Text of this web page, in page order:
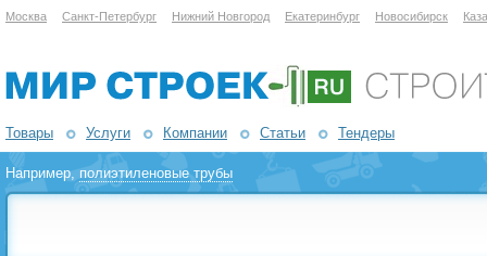
Москва Санкт-Петербург Нижний Новгород Екатеринбург Новосибирск
Товары Услуги Компании Статьи Тендеры
Например,полиэтиленовые трубы